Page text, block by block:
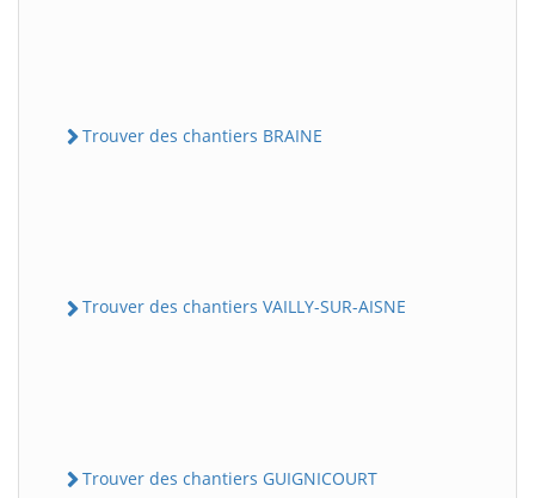
Trouver des chantiers BRAINE
Trouver des chantiers VAILLY-SUR-AISNE
Trouver des chantiers GUIGNICOURT